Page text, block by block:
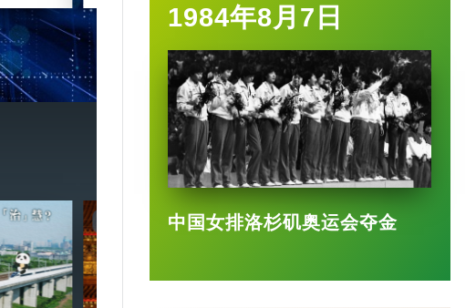
3:49
1984年8月7日
中国女排洛杉矶奥运会夺金